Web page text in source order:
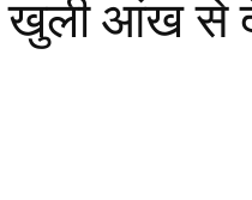
खुली आंख से